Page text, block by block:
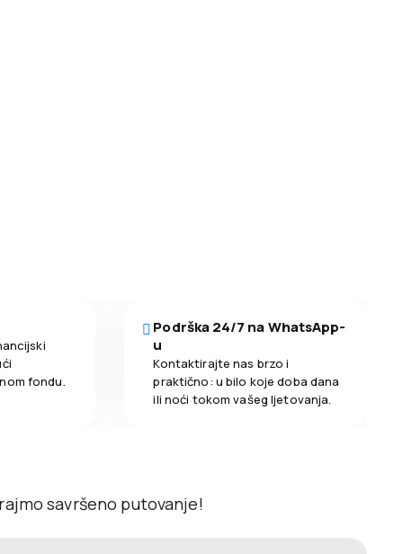
fondu.
Podrška 24/7 na WhatsApp-
u
Kontaktirajte nas brzo i
praktično: u bilo koje doba dana
ili noći tokom vašeg ljetovanja.
savršeno putovanje!